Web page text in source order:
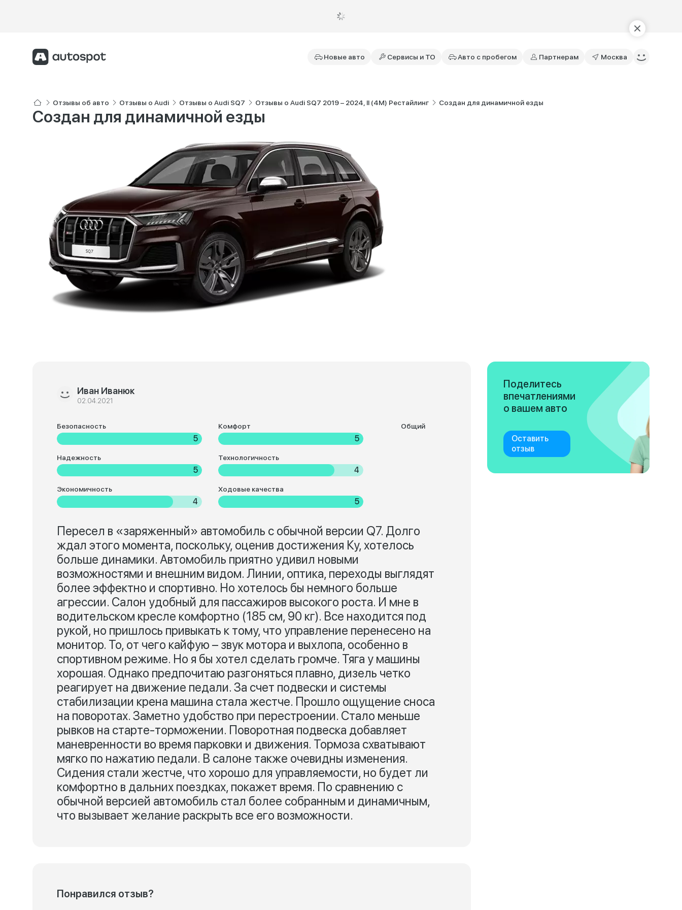
Новые авто Сервисы и ТО Авто с пробегом Партнерам Москва
Отзывы об авто Отзывы о Audi Отзывы о Audi SQ7 Отзывы о Audi SQ7 2019 – 2024, II (4M) Рестайлинг Создан для динамичной езды
Создан для динамичной езды
Иван Иванюк
02.04.2021
Безопасность
5
Комфорт
5
Надежность
5
Технологичность
4
Экономичность
4
Ходовые качества
5
Общий
Пересел в «заряженный» автомобиль с обычной версии Q7. Долго
ждал этого момента, поскольку, оценив достижения Ку, хотелось
больше динамики. Автомобиль приятно удивил новыми
возможностями и внешним видом. Линии, оптика, переходы выглядят
более эффектно и спортивно. Но хотелось бы немного больше
агрессии. Салон удобный для пассажиров высокого роста. И мне в
водительском кресле комфортно (185 см, 90 кг). Все находится под
рукой, но пришлось привыкать к тому, что управление перенесено на
монитор. То, от чего кайфую – звук мотора и выхлопа, особенно в
спортивном режиме. Но я бы хотел сделать громче. Тяга у машины
хорошая. Однако предпочитаю разгоняться плавно, дизель четко
реагирует на движение педали. За счет подвески и системы
стабилизации крена машина стала жестче. Прошло ощущение сноса
на поворотах. Заметно удобство при перестроении. Стало меньше
рывков на старте-торможении. Поворотная подвеска добавляет
маневренности во время парковки и движения. Тормоза схватывают
мягко по нажатию педали. В салоне также очевидны изменения.
Сидения стали жестче, что хорошо для управляемости, но будет ли
комфортно в дальних поездках, покажет время. По сравнению с
обычной версией автомобиль стал более собранным и динамичным,
что вызывает желание раскрыть все его возможности.
Понравился отзыв?
Поделитесь
впечатлениями
о вашем авто
Оставить
отзыв